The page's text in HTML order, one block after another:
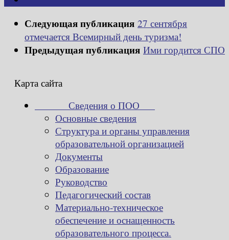
Следующая публикация 27 сентября
отмечается Всемирный день туризма!
Предыдущая публикация Ими гордится СПО
Карта сайта
Сведения о ПОО
Основные сведения
Структура и органы управления
образовательной организацией
Документы
Образование
Руководство
Педагогический состав
Материально-техническое
обеспечение и оснащенность
образовательного процесса.